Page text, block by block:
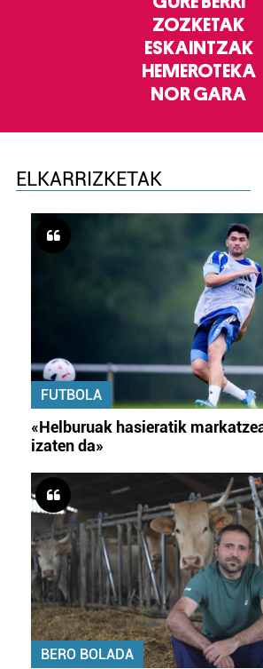
ZOZKETAK
ESKAINTZAK
HEMEROTEKA
NOR GARA
ELKARRIZKETAK
FUTBOLA
«Helburuak hasieratik
izaten da»
BERO BOLADA